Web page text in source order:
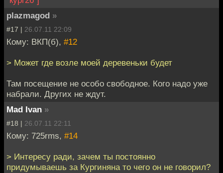
plazmagod »
#17 | 26.07.11 22:09
Кому: ВКП(б), #12
> Может где возле моей деревеньки будет
Там посещение не особо свободное. Кого надо уже
набрали. Других не ждут.
Mad Ivan »
#18 | 26.07.11 22:11
Кому: 725rms, #14
> Интересу ради, зачем ты постоянно
придумываешь за Кургиняна то чего он не говорил?